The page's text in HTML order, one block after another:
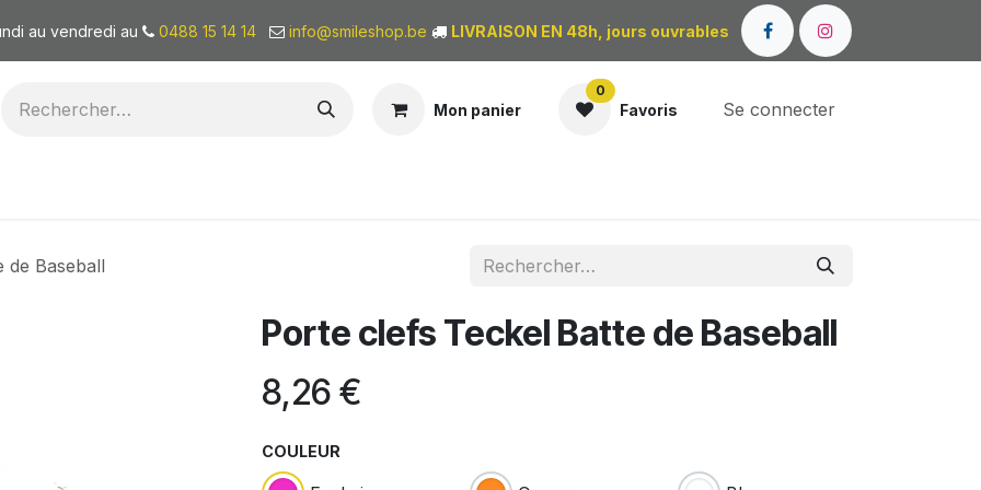
au vendredi au 0488 15 14 14 info@smileshop.be LIVRAISON EN 48h, jours ouvrables
Mon panier
0
Favoris Se connecter
de Baseball
Porte clefs Teckel Batte de Baseball
8,26 €
COULEUR